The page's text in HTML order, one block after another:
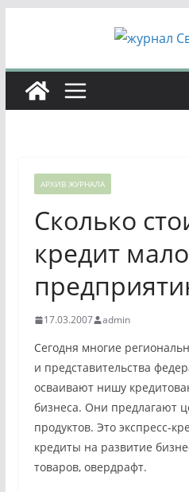
АРХИВ ЖУРНАЛА
Сколько
кредит
17.03.2007 admin
Сегодня многие
и представительства
осваивают нишу
бизнеса. Они предлагают
продуктов. Это экспресс-
кредиты на развитие
товаров, овердрафт.